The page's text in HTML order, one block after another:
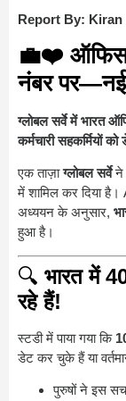
Report By: Kiran
💼❤️ ऑफिस
नंबर पर—नई
ग्लोबल सर्वे में भारत
कर्मचारी सहकर्मियों
एक ताज़ाग्लोबल सर्वेने
में शामिल कर दिया
अध्ययन के अनुसार,
हुआ है।
🔍 भारत में
रहे हैं!
स्टडी में पाया गया कि
डेट कर चुके हैं या
पुरुषों ने इस सच